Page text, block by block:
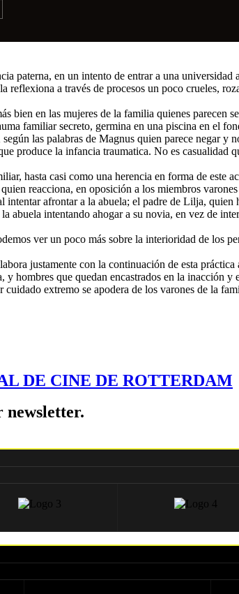
paterna, en un intento de entrar a una
a través de procesos un poco crueles,
en las mujeres de la familia quienes parecen
familiar secreto, germina en una piscina en el
las palabras de Magnus quien parece negar y
produce la infancia traumatica. No es casualidad
hasta casi como una herencia en forma de este
reacciona, en oposición a los miembros
afrontar a la abuela; el padre de Lilja,
intentando ahogar a su novia, en vez de
ver un poco más sobre la interioridad de los
justamente con la continuación de esta
hombres que quedan encastrados en la inacción
extremo se apodera de los varones de la
DE CINE DE ROTTERDAM
newsletter.